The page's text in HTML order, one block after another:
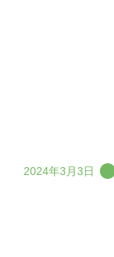
2024年3月3日